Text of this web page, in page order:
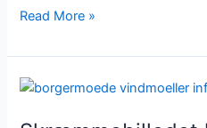
Read More »
Skræmmebilledet